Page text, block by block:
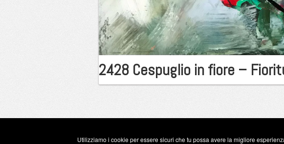
2428 Cespuglio in fiore –
Utilizziamo i cookie per essere sicuri che tu possa avere la migliore